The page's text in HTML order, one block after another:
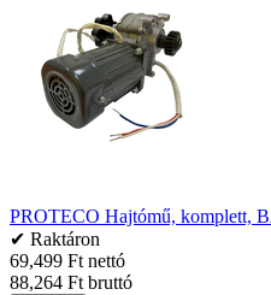
PROTECO Hajtómű, komplett,
✔ Raktáron
69,499 Ft nettó
88,264 Ft bruttó